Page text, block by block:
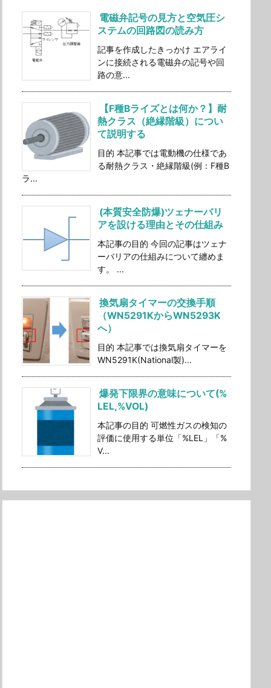
電磁弁記号の見方と空気圧シ
ステムの回路図の読み方
記事を作成したきっかけ エアライ
ンに接続される電磁弁の記号や回
路の意...
【F種Bライズとは何か？】耐
熱クラス（絶縁階級）につい
て説明する
目的 本記事では電動機の仕様であ
る耐熱クラス・絶縁階級(例：F種B
ラ...
(本質安全防爆)ツェナーバリ
アを設ける理由とその仕組み
本記事の目的 今回の記事はツェナ
ーバリアの仕組みについて纏めま
す。 ...
換気扇タイマーの交換手順
（WN5291KからWN5293K
へ）
目的 本記事では換気扇タイマーを
WN5291K(National製)...
爆発下限界の意味について(%
LEL,%VOL)
本記事の目的 可燃性ガスの検知の
評価に使用する単位「%LEL」「%
V...